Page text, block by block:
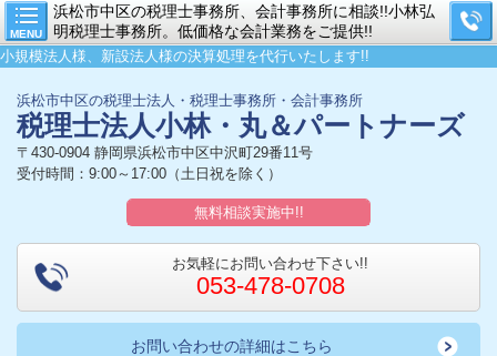
MENU
浜松市中区の税理士事務所、会計事務所に相談!!小林弘
明税理士事務所。低価格な会計業務をご提供!!
小規模法人様、新設法人様の決算処理を代行いたします!!
浜松市中区の税理士法人・税理士事務所・会計事務所
税理士法人小林・丸＆パートナーズ
〒430-0904 静岡県浜松市中区中沢町29番11号
受付時間：9:00～17:00（土日祝を除く）
無料相談実施中!!
お気軽にお問い合わせ下さい!!
053-478-0708
お問い合わせの詳細はこちら